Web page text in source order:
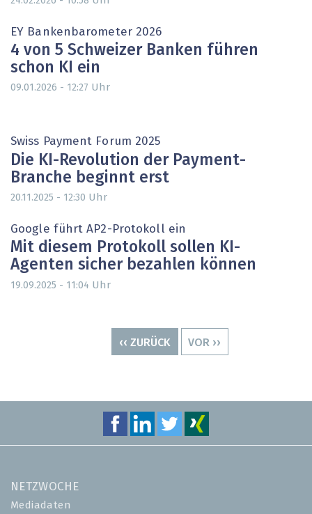
EY Bankenbarometer 2026
4 von 5 Schweizer Banken führen
schon KI ein
09.01.2026 - 12:27 Uhr
Swiss Payment Forum 2025
Die KI-Revolution der Payment-
Branche beginnt erst
20.11.2025 - 12:30 Uhr
Google führt AP2-Protokoll ein
Mit diesem Protokoll sollen KI-
Agenten sicher bezahlen können
19.09.2025 - 11:04 Uhr
VORHERIGE
‹‹ ZURÜCK
NÄCHSTE
VOR ››
NETZWOCHE
Mediadaten